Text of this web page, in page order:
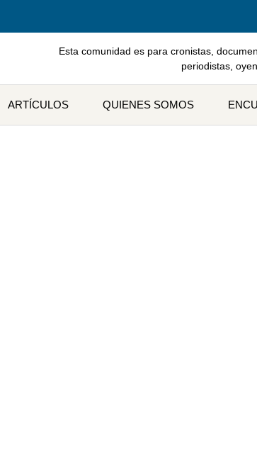
Esta comunidad es para cronistas,
periodistas,
ARTÍCULOS QUIENES SOMOS